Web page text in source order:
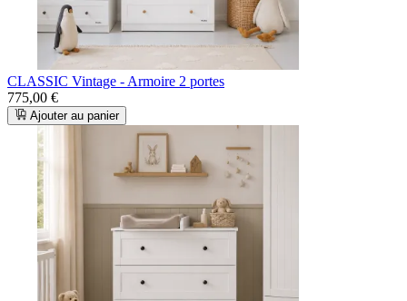
CLASSIC Vintage - Armoire 2 portes
775,00 €
Ajouter au panier